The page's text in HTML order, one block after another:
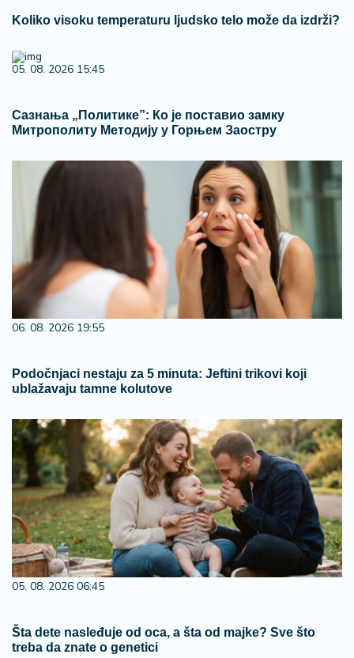
Koliko visoku temperaturu ljudsko telo može da izdrži?
05. 08. 2026 15:45
Сазнања „Политике”: Ко је поставио замку
Митрополиту Методију у Горњем Заостру
06. 08. 2026 19:55
Podočnjaci nestaju za 5 minuta: Jeftini trikovi koji
ublažavaju tamne kolutove
05. 08. 2026 06:45
Šta dete nasleđuje od oca, a šta od majke? Sve što
treba da znate o genetici